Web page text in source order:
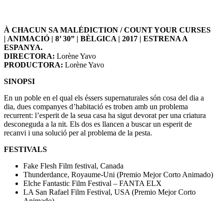
À CHACUN SA MALÉDICTION / COUNT YOUR CURSES
| ANIMACIÓ | 8’ 30” | BÈLGICA | 2017 | ESTRENA A
ESPANYA.
DIRECTORA: Lorène Yavo
PRODUCTORA: Lorène Yavo
SINOPSI
En un poble en el qual els éssers supernaturales són cosa del dia a
dia, dues companyes d’habitació es troben amb un problema
recurrent: l’esperit de la seua casa ha sigut devorat per una criatura
desconeguda a la nit. Els dos es llancen a buscar un esperit de
recanvi i una solució per al problema de la pesta.
FESTIVALS
Fake Flesh Film festival, Canada
Thunderdance, Royaume-Uni (Premio Mejor Corto Animado)
Elche Fantastic Film Festival – FANTA ELX
LA San Rafael Film Festival, USA (Premio Mejor Corto